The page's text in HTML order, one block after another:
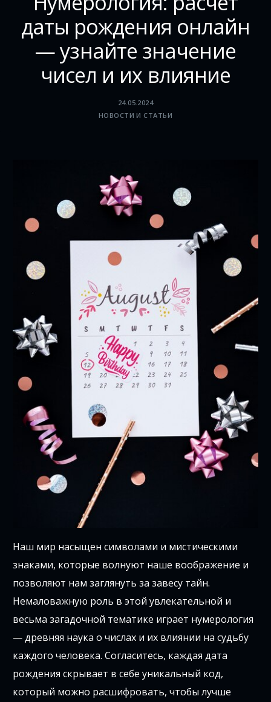
даты рождения онлайн
— узнайте значение
чисел и их влияние
24.05.2024
НОВОСТИ И СТАТЬИ
Наш мир насыщен символами и мистическими
знаками, которые волнуют наше воображение и
позволяют нам заглянуть за завесу тайн.
Немаловажную роль в этой увлекательной и
весьма загадочной тематике играет нумерология
— древняя наука о числах и их влиянии на судьбу
каждого человека. Согласитесь, каждая дата
рождения скрывает в себе уникальный код,
который можно расшифровать, чтобы лучше